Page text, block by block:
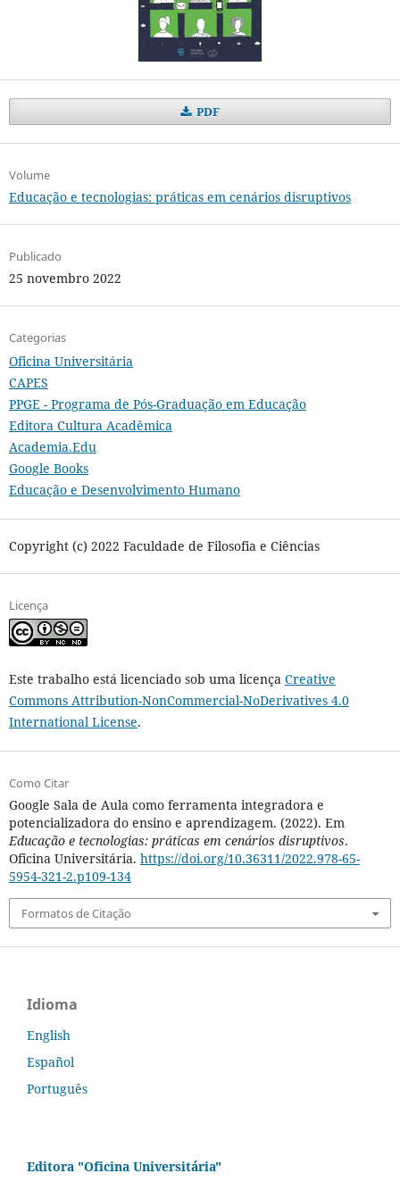
PDF
Volume
Educação e tecnologias: práticas em cenários disruptivos
Publicado
25 novembro 2022
Categorias
Oficina Universitária
CAPES
PPGE - Programa de Pós-Graduação em Educação
Editora Cultura Acadêmica
Academia.Edu
Google Books
Educação e Desenvolvimento Humano
Copyright (c) 2022 Faculdade de Filosofia e Ciências
Licença
Este trabalho está licenciado sob uma licença Creative
Commons Attribution-NonCommercial-NoDerivatives 4.0
International License.
Como Citar
Google Sala de Aula como ferramenta integradora e
potencializadora do ensino e aprendizagem. (2022). Em
Educação e tecnologias: práticas em cenários disruptivos.
Oficina Universitária. https://doi.org/10.36311/2022.978-65-
5954-321-2.p109-134
Formatos de Citação
Idioma
English
Español
Português
Editora "Oficina Universitária"